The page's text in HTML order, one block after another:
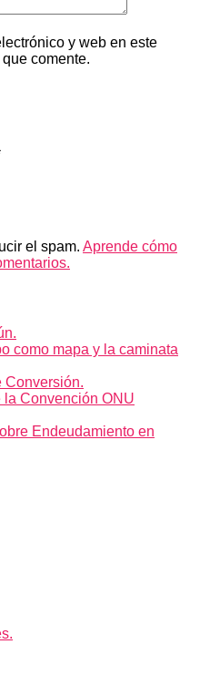
y web en este
comente.
el spam. Aprende cómo
como mapa y la caminata
Conversión.
la Convención ONU
Endeudamiento en